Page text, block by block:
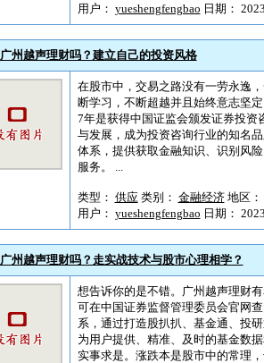
用户： yueshengfengbao 日期：
广州越声理财吗？建立自己的投资风格
在股市中，交易之路没有一劳永逸
断学习，不断超越并且始终意志坚
7年是获得中国证监会颁发证券投
与发展，成为投资咨询行业的知名
体系，提供获取金融知识、识别风
服务。 ...
类型： 供应类别： 金融经济地区：
用户： yueshengfengbao 日期：
广州越声理财吗？走实战技术与股市心理相学？
想告诉你的是不错。广州越声理财
可在中国证券监督管理委员会官网
系，通过打造股扒扒、基金通、投
为用户提供、精准、及时的基金数
实事求是。涨跌本是股市中的常理